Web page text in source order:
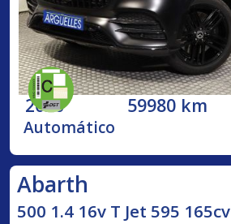
2020 59980 km
Automático
Abarth
500 1.4 16v T Jet 595 165cv